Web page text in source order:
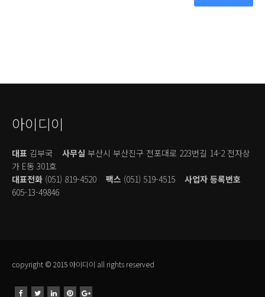
아이디이
대표 김부국 사무실 부산시 부산진구 전포대로 223번길 14-2 전자상
가 E동 301호
대표전화 (051) 819-4520 팩스 (051) 519-4515 사업자 등록번호
605-13-49846
copyright © 2015 아이디이 all rights reserved